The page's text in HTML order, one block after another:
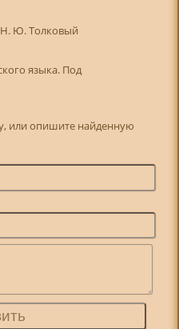
Ю. Толковый
языка. Под
или опишите найденную